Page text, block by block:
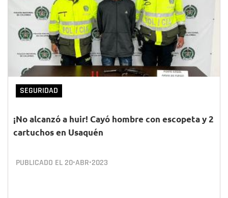
SEGURIDAD
¡No alcanzó a huir! Cayó hombre con escopeta y 2
cartuchos en Usaquén
PUBLICADO EL 20•ABR•2023